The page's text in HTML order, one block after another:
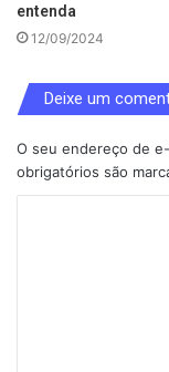
entenda
12/09/2024
Deixe um
O seu endereço de
obrigatórios são